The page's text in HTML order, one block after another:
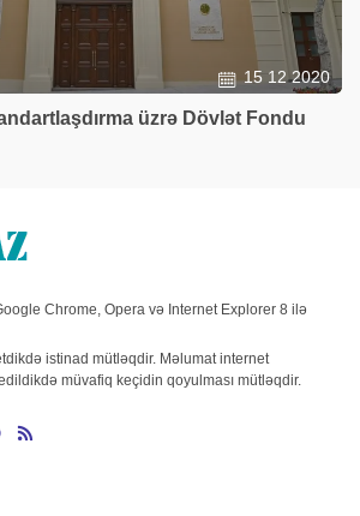
15 12 2020
üzrə Dövlət Fondu
Chrome, Opera və Internet Explorer 8 ilə
istinad mütləqdir. Məlumat internet
müvafiq keçidin qoyulması mütləqdir.